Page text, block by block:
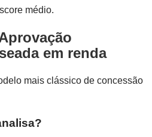
médio.
em renda
mais clássico de concessão